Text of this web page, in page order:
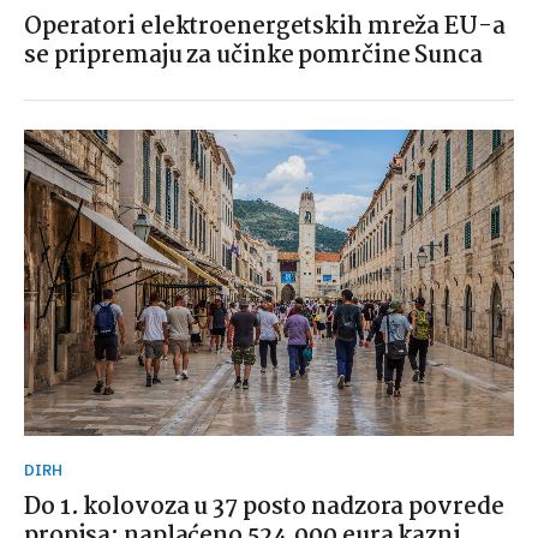
Operatori elektroenergetskih mreža EU-a
se pripremaju za učinke pomrčine Sunca
DIRH
Do 1. kolovoza u 37 posto nadzora povrede